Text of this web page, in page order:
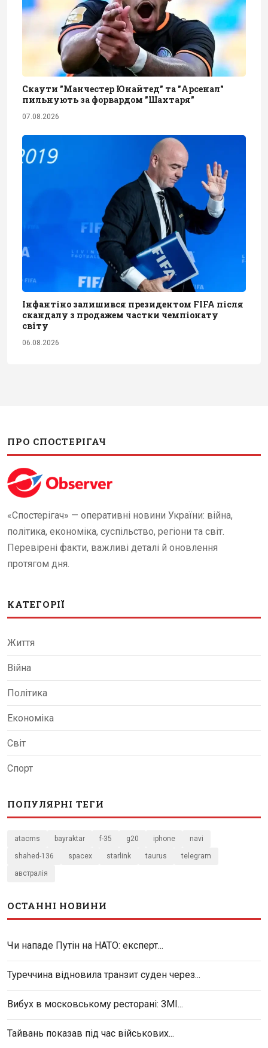
Скаути "Манчестер Юнайтед" та "Арсенал"
пильнують за форвардом "Шахтаря"
07.08.2026
Інфантіно залишився президентом FIFA після
скандалу з продажем частки чемпіонату
світу
06.08.2026
ПРО СПОСТЕРІГАЧ
«Спостерігач» — оперативні новини України: війна,
політика, економіка, суспільство, регіони та світ.
Перевірені факти, важливі деталі й оновлення
протягом дня.
КАТЕГОРІЇ
Життя
Війна
Політика
Економіка
Світ
Спорт
ПОПУЛЯРНІ ТЕГИ
atacms bayraktar f-35 g20 iphone navi
shahed-136 spacex starlink taurus telegram
австралія
ОСТАННІ НОВИНИ
Чи нападе Путін на НАТО: експерт...
Туреччина відновила транзит суден через...
Вибух в московському ресторані: ЗМІ...
Тайвань показав під час військових...